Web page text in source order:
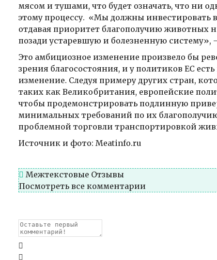
мясом и тушами, что будет означать, что ни
этому процессу. «Мы должны
отдавая приоритет благополучию животных
позади устаревшую и болезненную
Это амбициозное изменение произвело бы
зрения благосостояния, и у политиков ЕС
изменение. Следуя примеру других стран,
таких как Великобритания, европейские
чтобы продемонстрировать подлинную
минимальных требований по их
проблемной торговли транспортировкой
Источник и фото: Meatinfo.ru
Межтекстовые Отзывы
Посмотреть все комментарии